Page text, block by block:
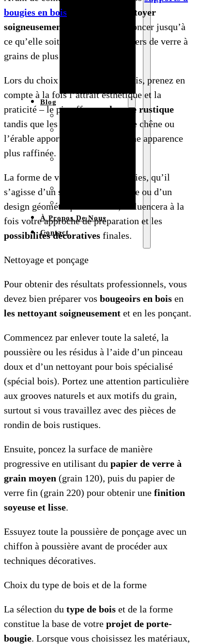
Blog
À Propos De Nous
Contact
bougies en bois
nettoyer
soigneusement
la surface et la poncer jusqu’à
ce qu’elle soit lisse avec des papiers de verre à
grains de plus en plus fins.
Lors du choix de votre type de bois, prenez en
compte à la fois l’attrait esthétique et la
praticité – le pin offre uncharme rustique
tandis que les bois durs comme le chêne ou
l’érable apportent durabilité et une apparence
plus raffinée.
La forme de votre support à bougies, qu’il
s’agisse d’un style pilier classique ou d’un
design géométrique moderne, influencera à la
fois votre approche de préparation et les
possibilités décoratives finales.
Nettoyage et ponçage
Pour obtenir des résultats professionnels, vous
devez bien préparer vos bougeoirs en bois en
les nettoyant soigneusement et en les ponçant.
Commencez par enlever toute la saleté, la
poussière ou les résidus à l’aide d’un pinceau
doux et d’un nettoyant pour bois spécialisé
(spécial bois). Portez une attention particulière
aux grooves naturels et aux motifs du grain,
surtout si vous travaillez avec des pièces de
rondin de bois rustiques.
Ensuite, poncez la surface de manière
progressive en utilisant du papier de verre à
grain moyen (grain 120), puis du papier de
verre fin (grain 220) pour obtenir une finition
soyeuse et lisse.
Essuyez toute la poussière de ponçage avec un
chiffon à poussière avant de procéder aux
techniques décoratives.
Choix du type de bois et de la forme
La sélection du type de bois et de la forme
constitue la base de votre projet de porte-
bougie. Lorsque vous choisissez les matériaux,